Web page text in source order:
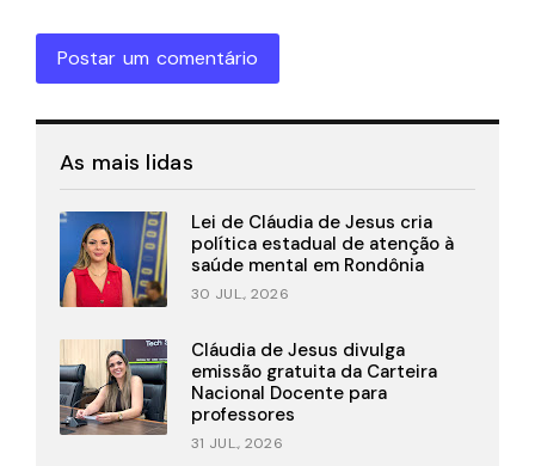
Postar um comentário
As mais lidas
Lei de Cláudia de Jesus cria
política estadual de atenção à
saúde mental em Rondônia
30 JUL., 2026
Cláudia de Jesus divulga
emissão gratuita da Carteira
Nacional Docente para
professores
31 JUL., 2026